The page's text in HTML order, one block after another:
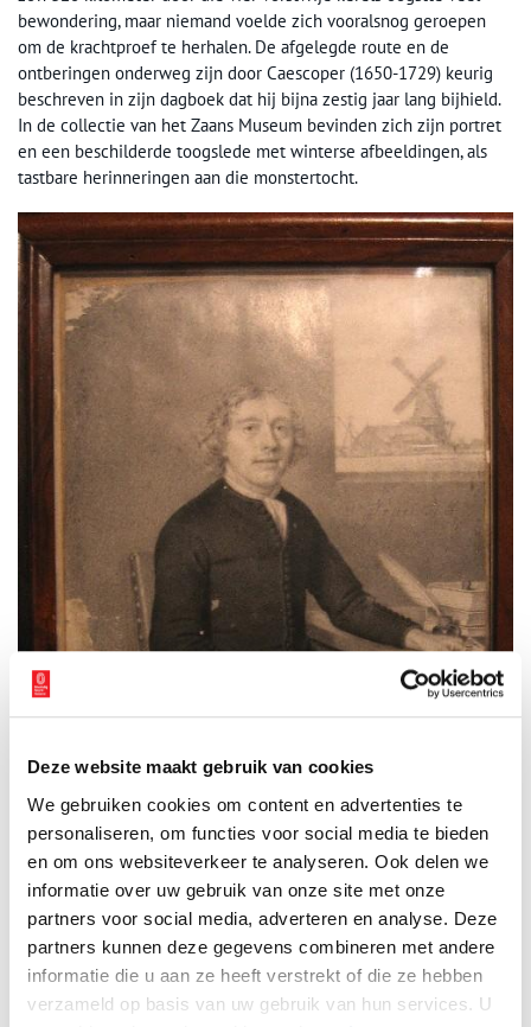
Deze website maakt gebruik van cookies
We gebruiken cookies om content en advertenties te
personaliseren, om functies voor social media te bieden
en om ons websiteverkeer te analyseren. Ook delen we
informatie over uw gebruik van onze site met onze
partners voor social media, adverteren en analyse. Deze
partners kunnen deze gegevens combineren met andere
informatie die u aan ze heeft verstrekt of die ze hebben
verzameld op basis van uw gebruik van hun services. U
bewondering, maar niemand voelde zich vooralsnog geroepen
om de krachtproef te herhalen. De afgelegde route en de
ontberingen onderweg zijn door Caescoper (1650-1729) keurig
beschreven in zijn dagboek dat hij bijna zestig jaar lang bijhield.
In de collectie van het Zaans Museum bevinden zich zijn portret
en een beschilderde toogslede met winterse afbeeldingen, als
tastbare herinneringen aan die monstertocht.
Portret van Claes Ariszoon Caeskoper. Beeld: Zaans Museum
Kerels van beton
Bijna anderhalve eeuw ging voorbij voor zich nieuwe kerels van
beton aandienden met een ongehoorde belangstelling voor